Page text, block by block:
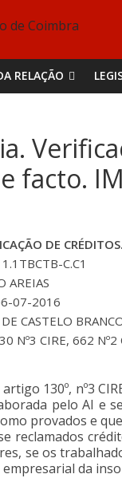
RELAÇÃO
facto.
DE
C.C1
AREIAS
07-2016
CASTELO
Nº3 CIRE, 662 Nº2
130º, nº3
pelo AI e
provados e
reclamados
se os
da